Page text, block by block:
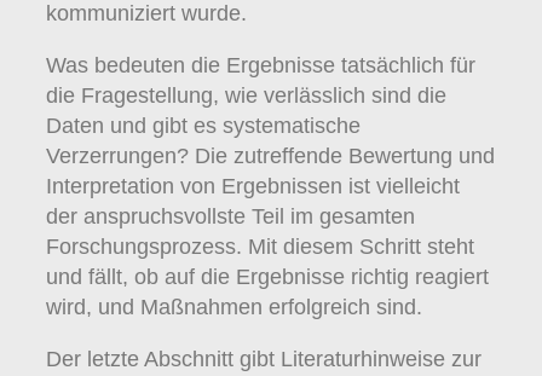
kommuniziert wurde.
Was bedeuten die Ergebnisse tatsächlich für
die Fragestellung, wie verlässlich sind die
Daten und gibt es systematische
Verzerrungen? Die zutreffende Bewertung und
Interpretation von Ergebnissen ist vielleicht
der anspruchsvollste Teil im gesamten
Forschungsprozess. Mit diesem Schritt steht
und fällt, ob auf die Ergebnisse richtig reagiert
wird, und Maßnahmen erfolgreich sind.
Der letzte Abschnitt gibt Literaturhinweise zur